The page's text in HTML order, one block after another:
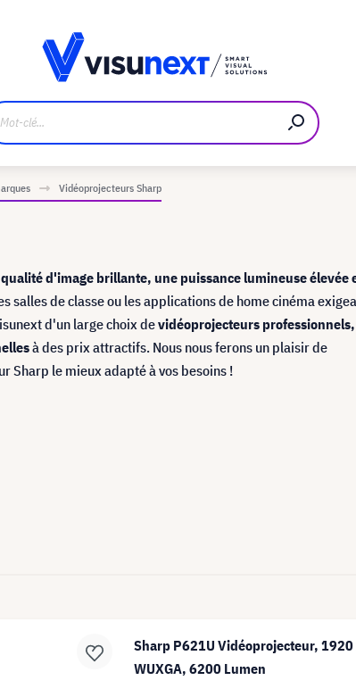
Vidéoprojecteurs Sharp
d'image brillante, une puissance lumineuse élevée
salles de classe ou les applications de home cinéma
d'un large choix devidéoprojecteurs
à des prix attractifs. Nous nous ferons un plaisir de
Sharp le mieux adapté à vos besoins !
Sharp P621U Vidéoprojecteur,
WUXGA, 6200 Lumen